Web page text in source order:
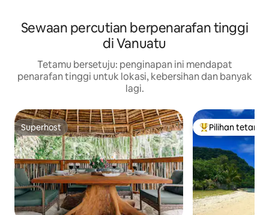
Sewaan percutian berpenarafan tinggi
di Vanuatu
Tetamu bersetuju: penginapan ini mendapat
penarafan tinggi untuk lokasi, kebersihan dan banyak
lagi.
Superhost
Superhost Pilihan utama
Pilihan tetamu